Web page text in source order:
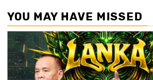
YOU MAY HAVE MISSED